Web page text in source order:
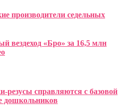
производители седельных
вездеход «Бро» за 16,5 млн
резусы справляются с базовой
дошкольников